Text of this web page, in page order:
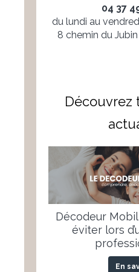
04 37
du lundi au
8 chemin du
Découvrez
Décodeur
éviter lors
En